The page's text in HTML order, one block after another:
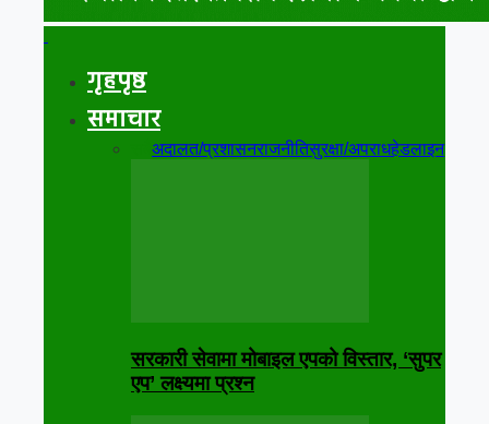
गृहपृष्ठ
समाचार
अदालत/प्रशासनराजनीतिसुरक्षा/अपराधहेडलाइन
सरकारी सेवामा मोबाइल एपको विस्तार, ‘सुपर
एप’ लक्ष्यमा प्रश्न